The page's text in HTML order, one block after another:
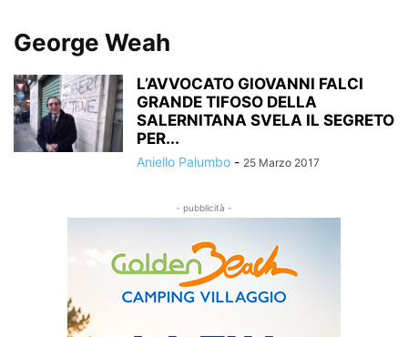
George Weah
L’AVVOCATO GIOVANNI FALCI
GRANDE TIFOSO DELLA
SALERNITANA SVELA IL SEGRETO
PER...
Aniello Palumbo - 25 Marzo 2017
- pubblicità -